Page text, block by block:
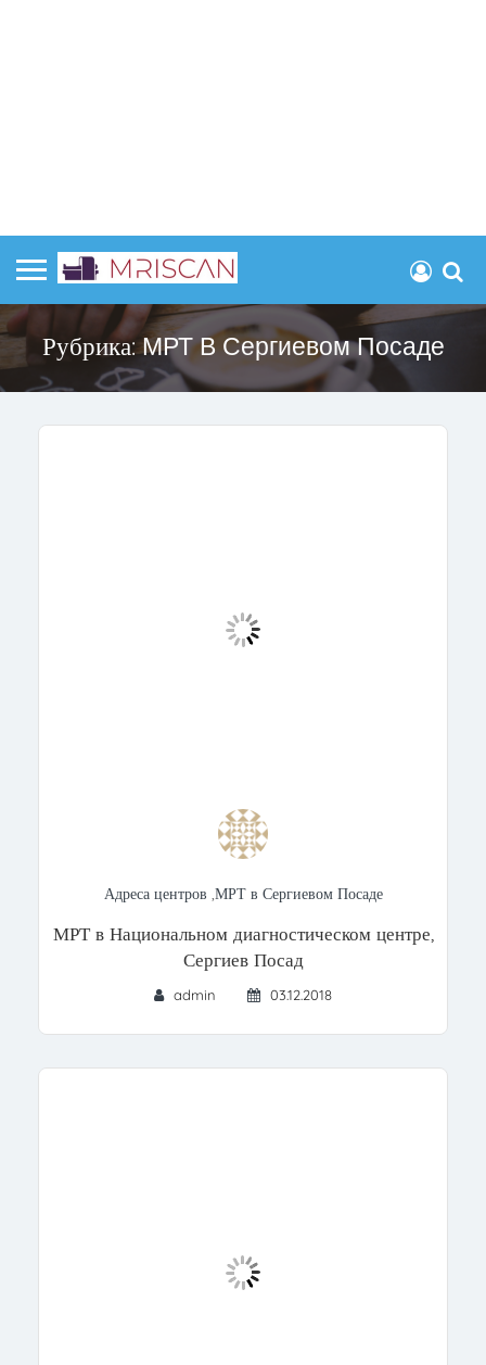
Рубрика:МРТ В Сергиевом Посаде
Адреса центров ,МРТ в Сергиевом Посаде
МРТ в Национальном диагностическом центре,
Сергиев Посад
admin 03.12.2018